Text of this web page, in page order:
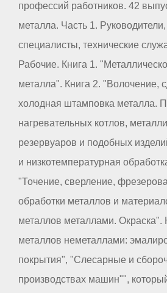
профессий работников. 42
металла. Часть 1.
специалисты, технические
Рабочие. Книга 1.
металла". Книга 2. "Волочение,
холодная штамповка металла.
нагревательных котлов,
резервуаров и подобных
и низкотемпературная
"Точение, сверление,
обработки металлов и
металлов металлами. Окраска".
металлов неметаллами:
покрытия", "Слесарные и
производствах машин"",